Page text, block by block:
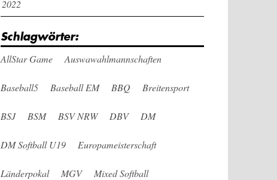
2022
Schlagwörter:
AllStar Game Auswawahlmannschaften
Baseball5 Baseball EM BBQ Breitensport
BSJ BSM BSV NRW DBV DM
DM Softball U19 Europameisterschaft
Länderpokal MGV Mixed Softball